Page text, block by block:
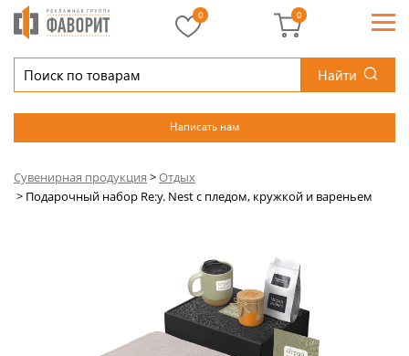
Найти
Написать нам
0 0
Сувенирная продукция >Отдых
> Подарочный набор Re:y. Nest с пледом, кружкой и вареньем